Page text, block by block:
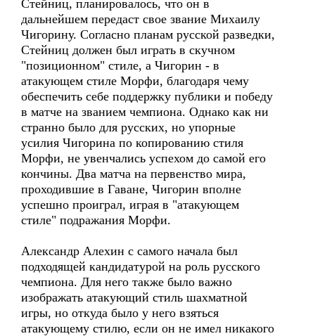
Стейниц, планировалось, что он в
дальнейшем передаст свое звание Михаилу
Чигорину. Согласно планам русской разведки,
Стейниц должен был играть в скучном
"позиционном" стиле, а Чигорин - в
атакующем стиле Морфи, благодаря чему
обеспечить себе поддержку публики и победу
в матче на званием чемпиона. Однако как ни
странно было для русских, но упорные
усилия Чигорина по копированию стиля
Морфи, не увенчались успехом до самой его
кончины. Два матча на первенство мира,
проходившие в Гаване, Чигорин вполне
успешно проиграл, играя в "атакующем
стиле" подражания Морфи.
Александр Алехин с самого начала был
подходящей кандидатурой на роль русского
чемпиона. Для него также было важно
изображать атакующий стиль шахматной
игры, но откуда было у него взяться
атакующему стилю, если он не имел никакого